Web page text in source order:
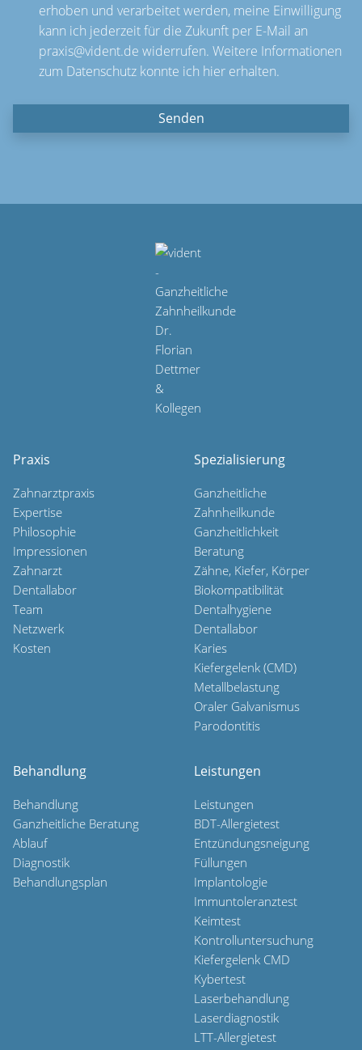
erhoben und verarbeitet werden, meine Einwilligung
kann ich jederzeit für die Zukunft per E-Mail an
praxis@vident.de widerrufen. Weitere Informationen
zum Datenschutz konnte ich hier erhalten.
Praxis
Zahnarztpraxis
Expertise
Philosophie
Impressionen
Zahnarzt
Dentallabor
Team
Netzwerk
Kosten
Spezialisierung
Ganzheitliche
Zahnheilkunde
Ganzheitlichkeit
Beratung
Zähne, Kiefer, Körper
Biokompatibilität
Dentalhygiene
Dentallabor
Karies
Kiefergelenk (CMD)
Metallbelastung
Oraler Galvanismus
Parodontitis
Behandlung
Behandlung
Ganzheitliche Beratung
Ablauf
Diagnostik
Behandlungsplan
Leistungen
Leistungen
BDT-Allergietest
Entzündungsneigung
Füllungen
Implantologie
Immuntoleranztest
Keimtest
Kontrolluntersuchung
Kiefergelenk CMD
Kybertest
Laserbehandlung
Laserdiagnostik
LTT-Allergietest